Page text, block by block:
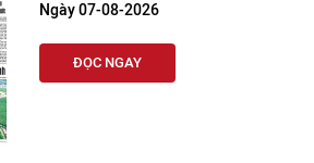
Ngày 07-08-2026
ĐỌC NGAY